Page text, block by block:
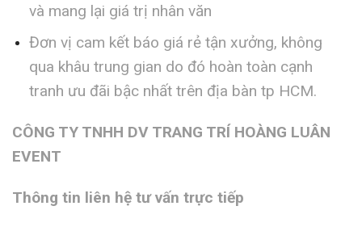
và mang lại giá trị nhân văn
Đơn vị cam kết báo giá rẻ tận xưởng, không
qua khâu trung gian do đó hoàn toàn cạnh
tranh ưu đãi bậc nhất trên địa bàn tp HCM.
CÔNG TY TNHH DV TRANG TRÍ HOÀNG LUÂN
EVENT
Thông tin liên hệ tư vấn trực tiếp